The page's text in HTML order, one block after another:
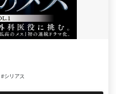
#シリアス